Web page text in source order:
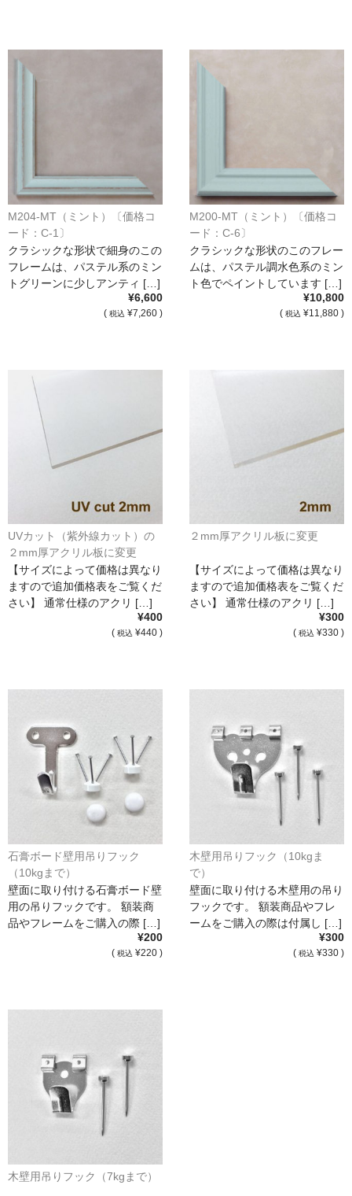
M204-MT（ミント）〔価格コ
ード：C-1〕
クラシックな形状で細身のこの
フレームは、パステル系のミン
トグリーンに少しアンティ […]
¥6,600
( 税込 ¥7,260 )
M200-MT（ミント）〔価格コ
ード：C-6〕
クラシックな形状のこのフレー
ムは、パステル調水色系のミン
ト色でペイントしています […]
¥10,800
( 税込 ¥11,880 )
UVカット（紫外線カット）の
２mm厚アクリル板に変更
【サイズによって価格は異なり
ますので追加価格表をご覧くだ
さい】 通常仕様のアクリ […]
¥400
( 税込 ¥440 )
２mm厚アクリル板に変更
【サイズによって価格は異なり
ますので追加価格表をご覧くだ
さい】 通常仕様のアクリ […]
¥300
( 税込 ¥330 )
石膏ボード壁用吊りフック
（10kgまで）
壁面に取り付ける石膏ボード壁
用の吊りフックです。 額装商
品やフレームをご購入の際 […]
¥200
( 税込 ¥220 )
木壁用吊りフック（10kgま
で）
壁面に取り付ける木壁用の吊り
フックです。 額装商品やフレ
ームをご購入の際は付属し […]
¥300
( 税込 ¥330 )
木壁用吊りフック（7kgまで）